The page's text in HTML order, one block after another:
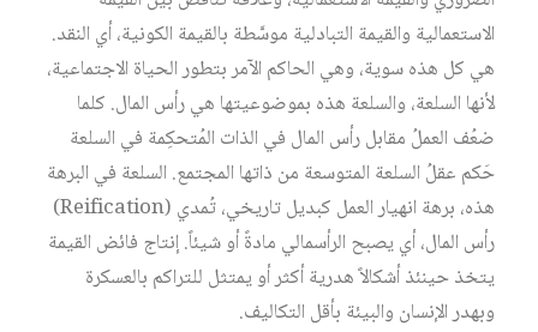
الاستعمالية والقيمة التبادلية موسَّطة بالقيمة الكونية، أي النقد.
هي كل هذه سوية، وهي الحاكم الآمر بتطور الحياة الاجتماعية،
لأنها السلعة، والسلعة هذه بموضوعيتها هي رأس المال. كلما
ضعُف العملُ مقابل رأس المال في الذات المُتحكِمة في السلعة
حَكم عقلُ السلعة المتوسعة من ذاتها المجتمع. السلعة في البرهة
هذه، برهة انهيار العمل كبديل تاريخي، تُمدي (Reification)
رأس المال، أي يصبح الرأسمالي مادةً أو شيئاً. إنتاج فائض القيمة
يتخذ حينئذ أشكالاً هدرية أكثر أو يمتثل للتراكم بالعسكرة
وبهدر الإنسان والبيئة بأقل التكاليف.